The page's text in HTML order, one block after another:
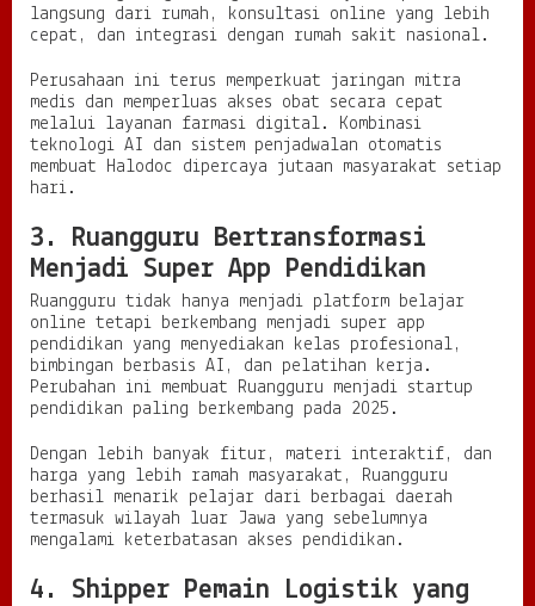
langsung dari rumah, konsultasi online yang lebih
cepat, dan integrasi dengan rumah sakit nasional.
Perusahaan ini terus memperkuat jaringan mitra
medis dan memperluas akses obat secara cepat
melalui layanan farmasi digital. Kombinasi
teknologi AI dan sistem penjadwalan otomatis
membuat Halodoc dipercaya jutaan masyarakat setiap
hari.
3. Ruangguru Bertransformasi
Menjadi Super App Pendidikan
Ruangguru tidak hanya menjadi platform belajar
online tetapi berkembang menjadi super app
pendidikan yang menyediakan kelas profesional,
bimbingan berbasis AI, dan pelatihan kerja.
Perubahan ini membuat Ruangguru menjadi startup
pendidikan paling berkembang pada 2025.
Dengan lebih banyak fitur, materi interaktif, dan
harga yang lebih ramah masyarakat, Ruangguru
berhasil menarik pelajar dari berbagai daerah
termasuk wilayah luar Jawa yang sebelumnya
mengalami keterbatasan akses pendidikan.
4. Shipper Pemain Logistik yang